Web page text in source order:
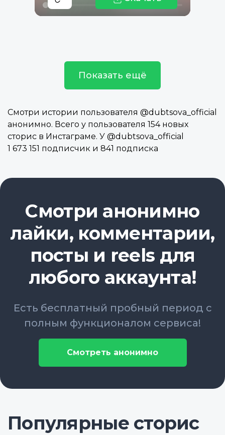
Показать ещё
Смотри истории пользователя @dubtsova_official
анонимно. Всего у пользователя 154 новых
сторис в Инстаграме. У @dubtsova_official
1 673 151 подписчик и 841 подписка
Смотри анонимно
лайки, комментарии,
посты и reels для
любого аккаунта!
Есть бесплатный пробный период с
полным функционалом сервиса!
Смотреть анонимно
Популярные сторис